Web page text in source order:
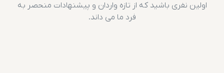
اولین نفری باشید که از تازه واردان و پیشنهادات منحصر به
فرد ما می داند.